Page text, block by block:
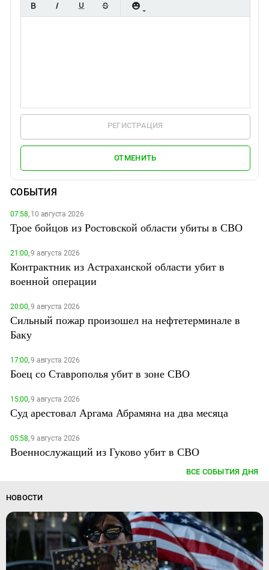
РЕГИСТРАЦИЯ
ОТМЕНИТЬ
СОБЫТИЯ
07:58,10 августа 2026
Трое бойцов из Ростовской области убиты в СВО
21:00,9 августа 2026
Контрактник из Астраханской области убит в
военной операции
20:00,9 августа 2026
Сильный пожар произошел на нефтетерминале в
Баку
17:00,9 августа 2026
Боец со Ставрополья убит в зоне СВО
15:00,9 августа 2026
Суд арестовал Аргама Абрамяна на два месяца
05:58,9 августа 2026
Военнослужащий из Гуково убит в СВО
ВСЕ СОБЫТИЯ ДНЯ
НОВОСТИ